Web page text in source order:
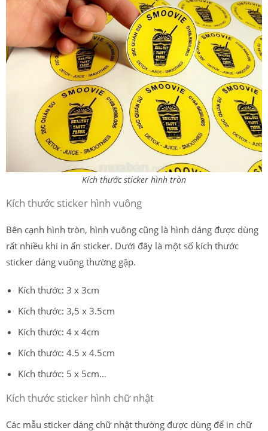
Kích thước sticker hình tròn
Kích thước sticker hình vuông
Bên cạnh hình tròn, hình vuông cũng là hình dáng được dùng
rất nhiều khi in ấn sticker. Dưới đây là một số kích thước
sticker dáng vuông thường gặp.
Kích thước: 3 x 3cm
Kích thước: 3,5 x 3.5cm
Kích thước: 4 x 4cm
Kích thước: 4.5 x 4.5cm
Kích thước: 5 x 5cm…
Kích thước sticker hình chữ nhật
Các mẫu sticker dáng chữ nhật thường được dùng để in chữ